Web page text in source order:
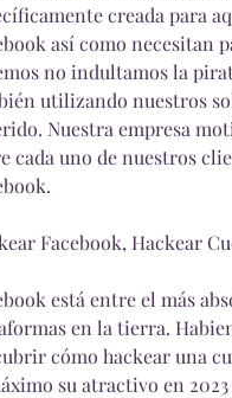
creada para
así como necesitan
no indultamos la
utilizando nuestros
Nuestra empresa
cada uno de nuestros
Facebook, Hackear
está entre el más
en la tierra.
cómo hackear una
su atractivo en